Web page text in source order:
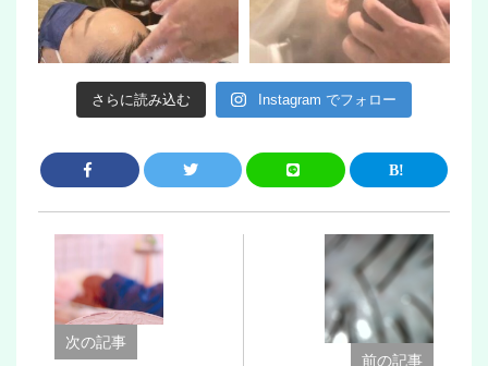
さらに読み込む Instagram でフォロー
次の記事
前の記事